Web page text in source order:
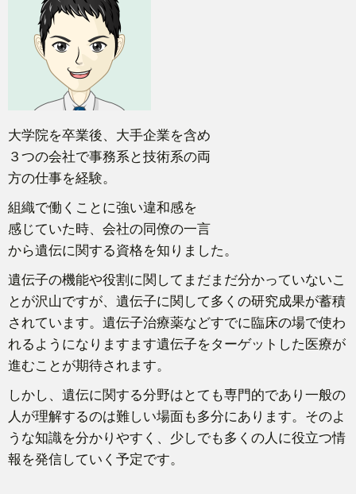
大学院を卒業後、大手企業を含め
３つの会社で事務系と技術系の両
方の仕事を経験。
組織で働くことに強い違和感を
感じていた時、会社の同僚の一言
から遺伝に関する資格を知りました。
遺伝子の機能や役割に関してまだまだ分かっていないこ
とが沢山ですが、遺伝子に関して多くの研究成果が蓄積
されています。遺伝子治療薬などすでに臨床の場で使わ
れるようになりますます遺伝子をターゲットした医療が
進むことが期待されます。
しかし、遺伝に関する分野はとても専門的であり一般の
人が理解するのは難しい場面も多分にあります。そのよ
うな知識を分かりやすく、少しでも多くの人に役立つ情
報を発信していく予定です。